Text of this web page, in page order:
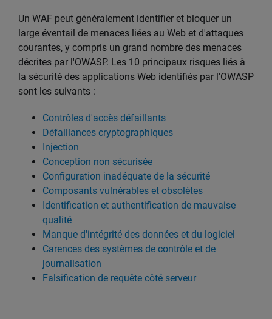
Un WAF peut généralement identifier et bloquer un
large éventail de menaces liées au Web et d'attaques
courantes, y compris un grand nombre des menaces
décrites par l'OWASP. Les 10 principaux risques liés à
la sécurité des applications Web identifiés par l'OWASP
sont les suivants :
Contrôles d'accès défaillants
Défaillances cryptographiques
Injection
Conception non sécurisée
Configuration inadéquate de la sécurité
Composants vulnérables et obsolètes
Identification et authentification de mauvaise
qualité
Manque d'intégrité des données et du logiciel
Carences des systèmes de contrôle et de
journalisation
Falsification de requête côté serveur